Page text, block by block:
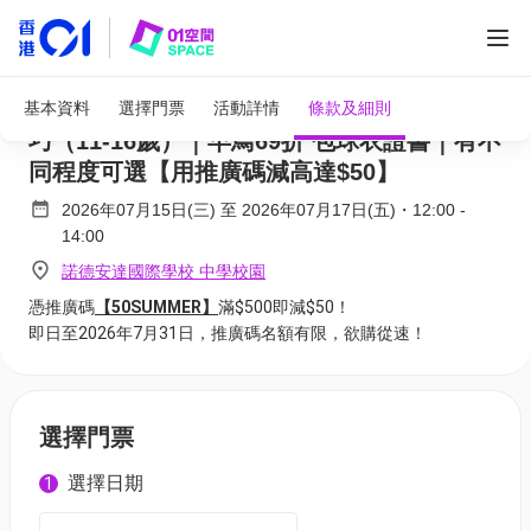
基本資料 選擇門票 活動詳情 條款及細則
adidas x ASG暑期排球營 2026｜B. 攻防技
巧（11-16歲）｜早鳥69折 包球衣證書｜有不
同程度可選【用推廣碼減高達$50】
2026年07月15日(三) 至 2026年07月17日(五) ・ 12:00 -
14:00
諾德安達國際學校 中學校園
憑推廣碼 【50SUMMER】 滿$500即減$50！
即日至2026年7月31日，推廣碼名額有限，欲購從速！
選擇門票
1 選擇日期